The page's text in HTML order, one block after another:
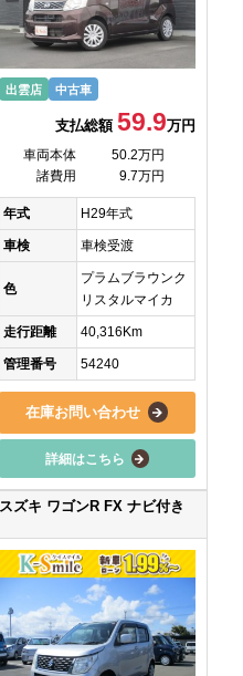
出雲店 中古車
支払総額59.9万円
車両本体
50.2万円
諸費用
9.7万円
年式 H29年式
車検 車検受渡
色
プラムブラウンク
リスタルマイカ
走行距離 40,316Km
管理番号 54240
在庫お問い合わせ
詳細はこちら
スズキ ワゴンR FX ナビ付き